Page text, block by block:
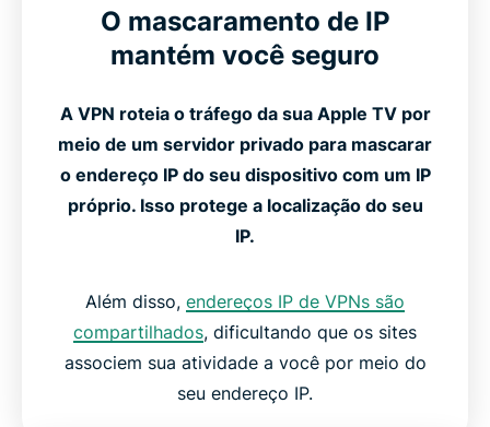
O mascaramento de IP
mantém você seguro
A VPN roteia o tráfego da sua Apple TV por
meio de um servidor privado para mascarar
o endereço IP do seu dispositivo com um IP
próprio. Isso protege a localização do seu
IP.
Além disso, endereços IP de VPNs são
compartilhados, dificultando que os sites
associem sua atividade a você por meio do
seu endereço IP.